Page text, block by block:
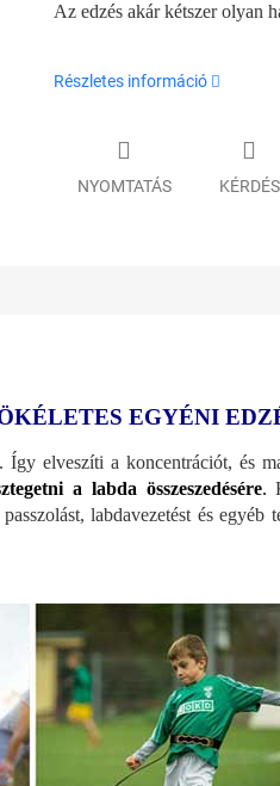
Az edzés akár kétszer olyan
Részletes információ
NYOMTATÁS KÉRDÉS
EGYÉNI
elveszíti a koncentrációt, és
a labda összeszedésére.
labdavezetést és egyéb